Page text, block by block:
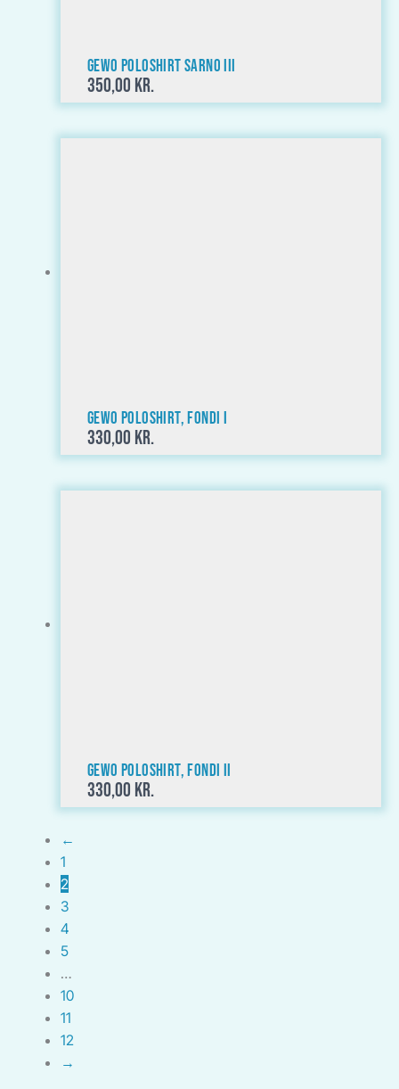
GEWO Poloshirt Sarno III
350,00 kr.
GEWO Poloshirt, Fondi I
330,00 kr.
GEWO Poloshirt, Fondi II
330,00 kr.
←
1
2
3
4
5
…
10
11
12
→